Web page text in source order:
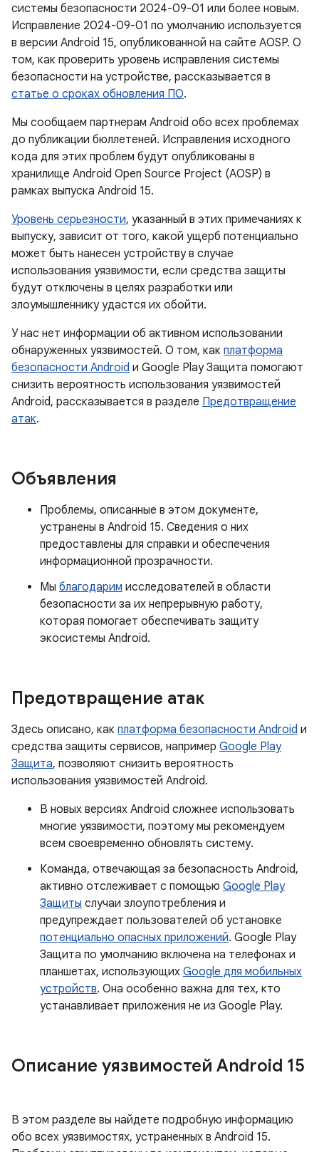
системы безопасности 2024-09-01 или более новым.
Исправление 2024-09-01 по умолчанию используется
в версии Android 15, опубликованной на сайте AOSP. О
том, как проверить уровень исправления системы
безопасности на устройстве, рассказывается в
статье о сроках обновления ПО.
Мы сообщаем партнерам Android обо всех проблемах
до публикации бюллетеней. Исправления исходного
кода для этих проблем будут опубликованы в
хранилище Android Open Source Project (AOSP) в
рамках выпуска Android 15.
Уровень серьезности, указанный в этих примечаниях к
выпуску, зависит от того, какой ущерб потенциально
может быть нанесен устройству в случае
использования уязвимости, если средства защиты
будут отключены в целях разработки или
злоумышленнику удастся их обойти.
У нас нет информации об активном использовании
обнаруженных уязвимостей. О том, как платформа
безопасности Android и Google Play Защита помогают
снизить вероятность использования уязвимостей
Android, рассказывается в разделе Предотвращение
атак.
Объявления
Проблемы, описанные в этом документе,
устранены в Android 15. Сведения о них
предоставлены для справки и обеспечения
информационной прозрачности.
Мы благодарим исследователей в области
безопасности за их непрерывную работу,
которая помогает обеспечивать защиту
экосистемы Android.
Предотвращение атак
Здесь описано, как платформа безопасности Android и
средства защиты сервисов, например Google Play
Защита, позволяют снизить вероятность
использования уязвимостей Android.
В новых версиях Android сложнее использовать
многие уязвимости, поэтому мы рекомендуем
всем своевременно обновлять систему.
Команда, отвечающая за безопасность Android,
активно отслеживает с помощью Google Play
Защиты случаи злоупотребления и
предупреждает пользователей об установке
потенциально опасных приложений. Google Play
Защита по умолчанию включена на телефонах и
планшетах, использующих Google для мобильных
устройств. Она особенно важна для тех, кто
устанавливает приложения не из Google Play.
Описание уязвимостей Android 15
В этом разделе вы найдете подробную информацию
обо всех уязвимостях, устраненных в Android 15.